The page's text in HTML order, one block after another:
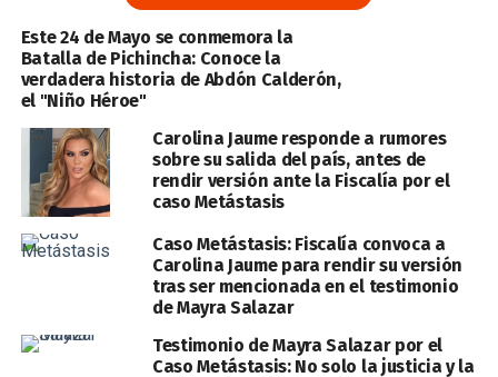
Este 24 de Mayo se conmemora la
Batalla de Pichincha: Conoce la
verdadera historia de Abdón Calderón,
el "Niño Héroe"
Carolina Jaume responde a rumores
sobre su salida del país, antes de
rendir versión ante la Fiscalía por el
caso Metástasis
Caso Metástasis: Fiscalía convoca a
Carolina Jaume para rendir su versión
tras ser mencionada en el testimonio
de Mayra Salazar
Testimonio de Mayra Salazar por el
Caso Metástasis: No solo la justicia y la